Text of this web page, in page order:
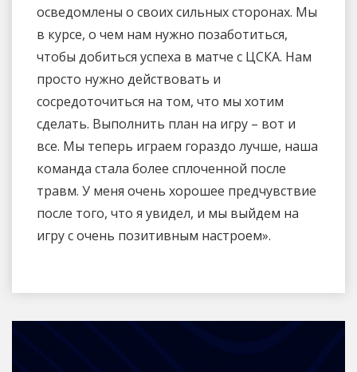
осведомлены о своих сильных сторонах. Мы
в курсе, о чем нам нужно позаботиться,
чтобы добиться успеха в матче с ЦСКА. Нам
просто нужно действовать и
сосредоточиться на том, что мы хотим
сделать. Выполнить план на игру – вот и
все. Мы теперь играем гораздо лучше, наша
команда стала более сплоченной после
травм. У меня очень хорошее предчувствие
после того, что я увидел, и мы выйдем на
игру с очень позитивным настроем».